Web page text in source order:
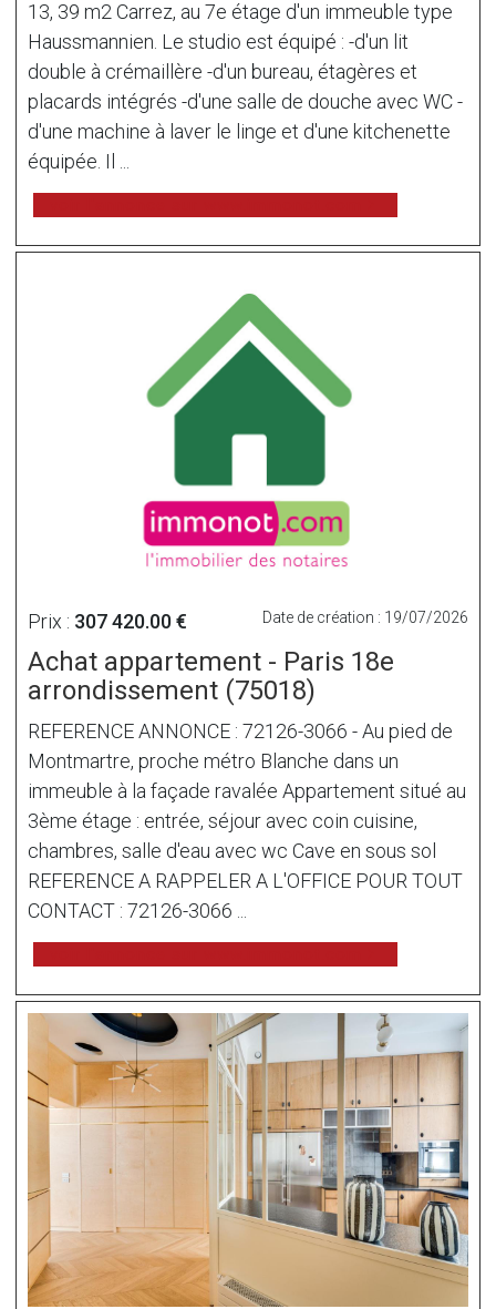
13, 39 m2 Carrez, au 7e étage d'un immeuble type
Haussmannien. Le studio est équipé : -d'un lit
double à crémaillère -d'un bureau, étagères et
placards intégrés -d'une salle de douche avec WC -
d'une machine à laver le linge et d'une kitchenette
équipée. Il ...
Prix : 307 420.00 € Date de création : 19/07/2026
Achat appartement - Paris 18e
arrondissement (75018)
REFERENCE ANNONCE : 72126-3066 - Au pied de
Montmartre, proche métro Blanche dans un
immeuble à la façade ravalée Appartement situé au
3ème étage : entrée, séjour avec coin cuisine,
chambres, salle d'eau avec wc Cave en sous sol
REFERENCE A RAPPELER A L'OFFICE POUR TOUT
CONTACT : 72126-3066 ...